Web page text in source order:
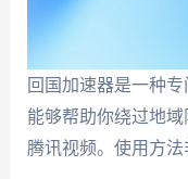
回国加速器是一种
能够帮助你绕过地
腾讯视频。使用方法